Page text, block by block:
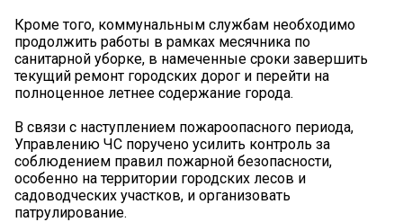
Кроме того, коммунальным службам необходимо
продолжить работы в рамках месячника по
санитарной уборке, в намеченные сроки завершить
текущий ремонт городских дорог и перейти на
полноценное летнее содержание города.
В связи с наступлением пожароопасного периода,
Управлению ЧС поручено усилить контроль за
соблюдением правил пожарной безопасности,
особенно на территории городских лесов и
садоводческих участков, и организовать
патрулирование.